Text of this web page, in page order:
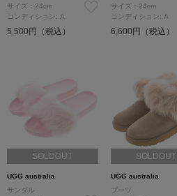
サイズ：24cm
コンディション: A
5,500円（税込）
サイズ：24cm
コンディション: A
6,600円（税込）
SOLDOUT
UGG australia
サンダル
SOLDOUT
UGG australia
ブーツ